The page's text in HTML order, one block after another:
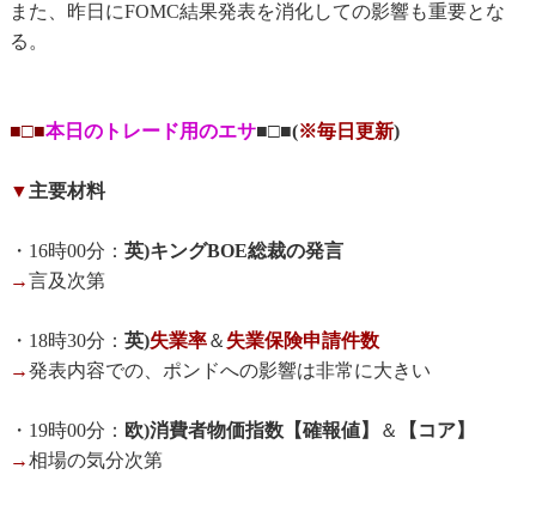
また、昨日にFOMC結果発表を消化しての影響も重要とな
る。
■□■本日のトレード用のエサ■□■(※毎日更新)
▼主要材料
・16時00分： 英)キングBOE総裁の発言
→言及次第
・18時30分： 英)失業率＆ 失業保険申請件数
→発表内容での、ポンドへの影響は非常に大きい
・19時00分： 欧)消費者物価指数【確報値】 ＆
【コア】
→相場の気分次第